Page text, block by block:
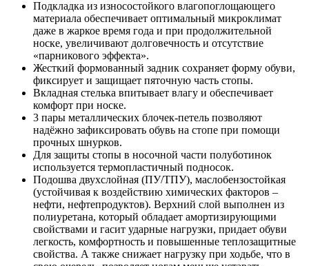
Подкладка из износостойкого влагопоглощающего
материала обеспечивает оптимальный микроклимат
даже в жаркое время года и при продолжительной
носке, увеличивают долговечность и отсутствие
«парникового эффекта».
Жесткий формованный задник сохраняет форму обуви,
фиксирует и защищает пяточную часть стопы.
Вкладная стелька впитывает влагу и обеспечивает
комфорт при носке.
3 пары металлических блочек-петель позволяют
надёжно зафиксировать обувь на стопе при помощи
прочных шнурков.
Для защиты стопы в носочной части полуботинок
используется термопластичный подносок.
Подошва двухслойная (ПУ/ТПУ), маслобензостойкая
(устойчивая к воздействию химических факторов –
нефти, нефтепродуктов). Верхний слой выполнен из
полиуретана, который обладает амортизирующими
свойствами и гасит ударные нагрузки, придает обуви
легкость, комфортность и повышенные теплозащитные
свойства. А также снижает нагрузку при ходьбе, что в